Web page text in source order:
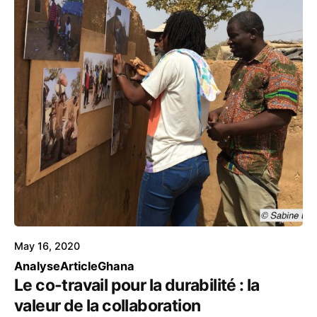
May 16, 2020
AnalyseArticleGhana
Le co-travail pour la durabilité : la
valeur de la collaboration